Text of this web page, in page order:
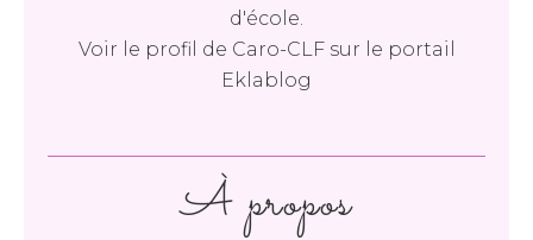
d'école.
Voir le profil de Caro-CLFsur le portail
Eklablog
À propos